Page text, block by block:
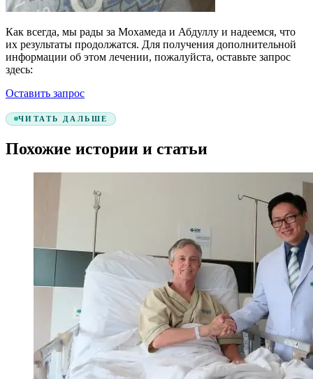
Как всегда, мы рады за Мохамеда и Абдуллу и надеемся, что
их результаты продолжатся. Для получения дополнительной
информации об этом лечении, пожалуйста, оставьте запрос
здесь:
Оставить запрос
ЧИТАТЬ ДАЛЬШЕ
Похожие истории и статьи